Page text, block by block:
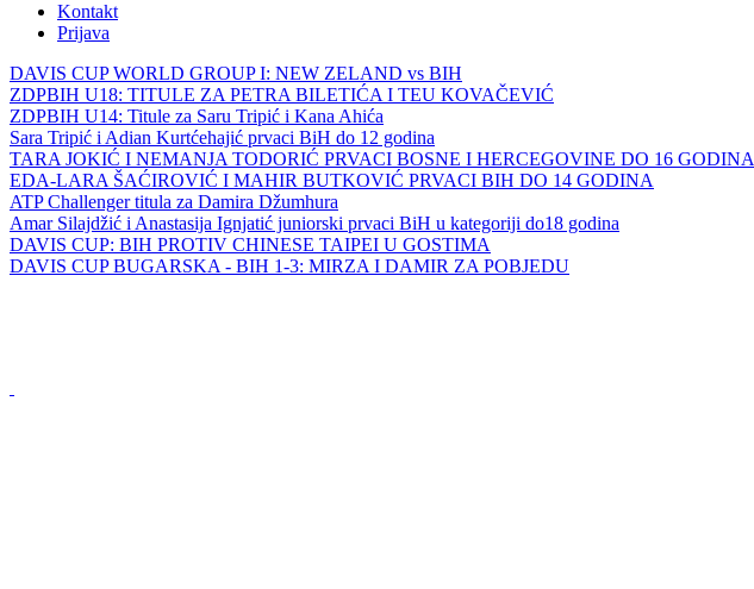
Kontakt
Prijava
DAVIS CUP WORLD GROUP I: NEW ZELAND vs BIH
ZDPBIH U18: TITULE ZA PETRA BILETIĆA I TEU KOVAČEVIĆ
ZDPBIH U14: Titule za Saru Tripić i Kana Ahića
Sara Tripić i Adian Kurtćehajić prvaci BiH do 12 godina
TARA JOKIĆ I NEMANJA TODORIĆ PRVACI BOSNE I HERCEGOVINE DO 16 GODINA
EDA-LARA ŠAĆIROVIĆ I MAHIR BUTKOVIĆ PRVACI BIH DO 14 GODINA
ATP Challenger titula za Damira Džumhura
Amar Silajdžić i Anastasija Ignjatić juniorski prvaci BiH u kategoriji do18 godina
DAVIS CUP: BIH PROTIV CHINESE TAIPEI U GOSTIMA
DAVIS CUP BUGARSKA - BIH 1-3: MIRZA I DAMIR ZA POBJEDU